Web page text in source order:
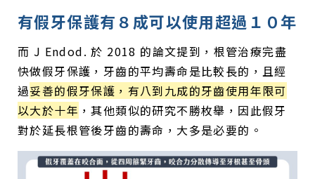
有假牙保護有８成可以使用超過１０年
而 J Endod. 於 2018 的論文提到，根管治療完盡
快做假牙保護，牙齒的平均壽命是比較長的，且經
過妥善的假牙保護，有八到九成的牙齒使用年限可
以大於十年 ，其他類似的研究不勝枚舉，因此假牙
對於延長根管後牙齒的壽命，大多是必要的。